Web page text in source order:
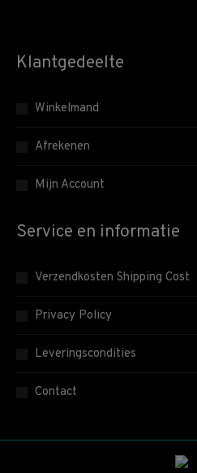
Klantgedeelte
Winkelmand
Afrekenen
Mijn Account
Service en informatie
Verzendkosten Shipping Cost
Privacy Policy
Leveringscondities
Contact